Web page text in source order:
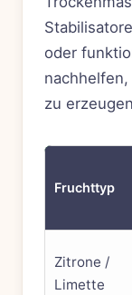
oder
zu
Fruchttyp
Zitrone /
Limette